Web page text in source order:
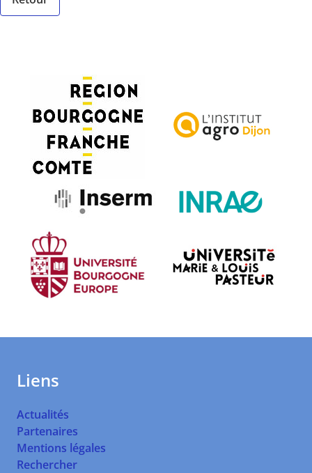
Liens
Actualités
Partenaires
Mentions légales
Rechercher